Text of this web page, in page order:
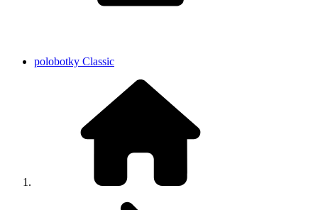
polobotky Classic